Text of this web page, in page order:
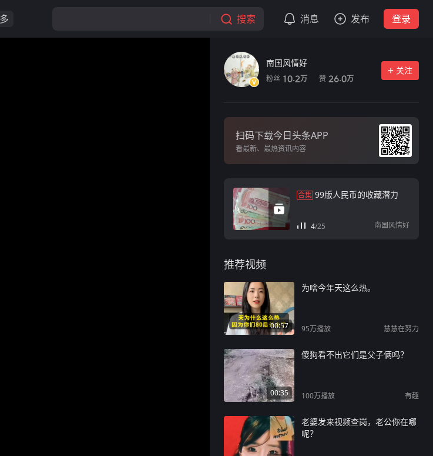
搜索 消息 发布 登录
南国风情好
粉丝 10.2万 赞 26.0万
关注
扫码下载今日头条APP
看最新、最热资讯内容
合集 99版人民币的收藏潜力
4/25 南国风情好
推荐视频
00:57
为啥今年天这么热。
95万播放 慧慧在努力
00:35
傻狗看不出它们是父子俩吗？
100万播放 有趣
老婆发来视频查岗，老公你在哪
呢？